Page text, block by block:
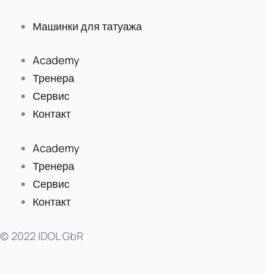
Машинки для татуажа
Academy
Тренера
Сервис
Контакт
Academy
Тренера
Сервис
Контакт
© 2022 IDOL GbR